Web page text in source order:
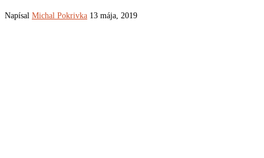
Napísal Michal Pokrivka 13 mája, 2019